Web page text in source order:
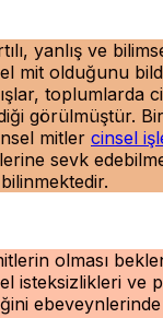
yanlış ve
mit olduğunu
toplumlarda
görülmüştür.
mitler cinsel
sevk
olması
isteksizlikleri ve